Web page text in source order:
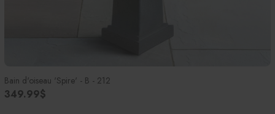
Bain d'oiseau 'Spire' - B - 212
349.99$